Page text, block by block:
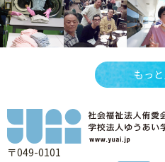
もっ
〒049-0101